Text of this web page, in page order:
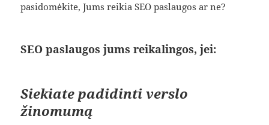
pasidomėkite, Jums reikia SEO paslaugos ar ne?
SEO paslaugos jums reikalingos, jei:
Siekiate padidinti verslo
žinomumą